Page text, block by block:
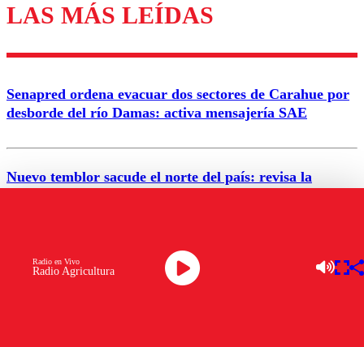
Los comentarios son moderados para garantizar un
diálogo respetuoso.
Correo
LAS MÁS LEÍDAS
Senapred ordena evacuar dos sectores de Carahue por
desborde del río Damas: activa mensajería SAE
Nuevo temblor sacude el norte del país: revisa la
Alerta por calor extremo: Senapred activa Alerta
Temprana Preventiva en tres comunas
Radio Agricultura
Radio en Vivo